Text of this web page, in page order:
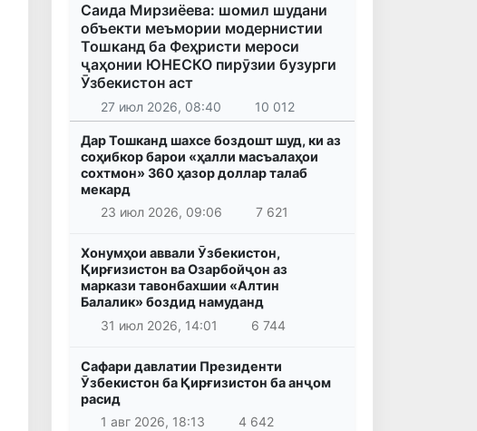
Саида Мирзиёева: шомил шудани
объекти меъмории модернистии
Тошканд ба Феҳристи мероси
ҷаҳонии ЮНЕСКО пирӯзии бузурги
Ӯзбекистон аст
27 июл 2026, 08:40 10 012
Дар Тошканд шахсе боздошт шуд, ки аз
соҳибкор барои «ҳалли масъалаҳои
сохтмон» 360 ҳазор доллар талаб
мекард
23 июл 2026, 09:06
7 621
Хонумҳои аввали Ӯзбекистон,
Қирғизистон ва Озарбойҷон аз
маркази тавонбахшии «Алтин
Балалик» боздид намуданд
31 июл 2026, 14:01
6 744
Сафари давлатии Президенти
Ӯзбекистон ба Қирғизистон ба анҷом
расид
1 авг 2026, 18:13
4 642